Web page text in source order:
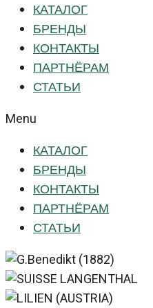
КАТАЛОГ
БРЕНДЫ
КОНТАКТЫ
ПАРТНЁРАМ
СТАТЬИ
Menu
КАТАЛОГ
БРЕНДЫ
КОНТАКТЫ
ПАРТНЁРАМ
СТАТЬИ